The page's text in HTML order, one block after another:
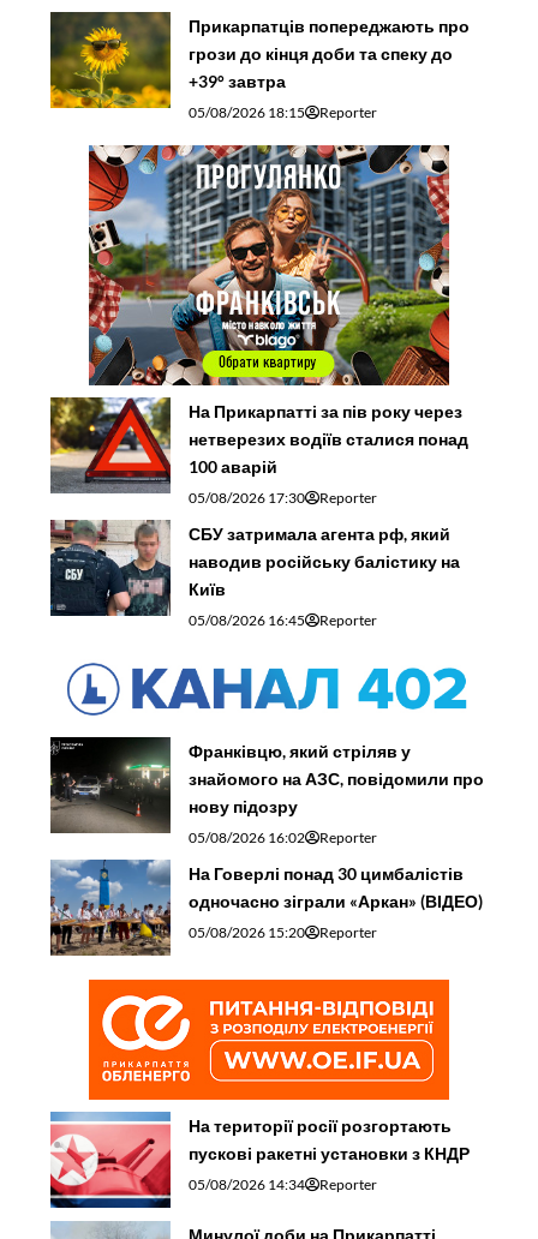
Прикарпатців попереджають про
грози до кінця доби та спеку до
+39° завтра
05/08/2026 18:15 Reporter
На Прикарпатті за пів року через
нетверезих водіїв сталися понад
100 аварій
05/08/2026 17:30 Reporter
СБУ затримала агента рф, який
наводив російську балістику на
Київ
05/08/2026 16:45 Reporter
Франківцю, який стріляв у
знайомого на АЗС, повідомили про
нову підозру
05/08/2026 16:02 Reporter
На Говерлі понад 30 цимбалістів
одночасно зіграли «Аркан» (ВІДЕО)
05/08/2026 15:20 Reporter
На території росії розгортають
пускові ракетні установки з КНДР
05/08/2026 14:34 Reporter
Минулої доби на Прикарпатті